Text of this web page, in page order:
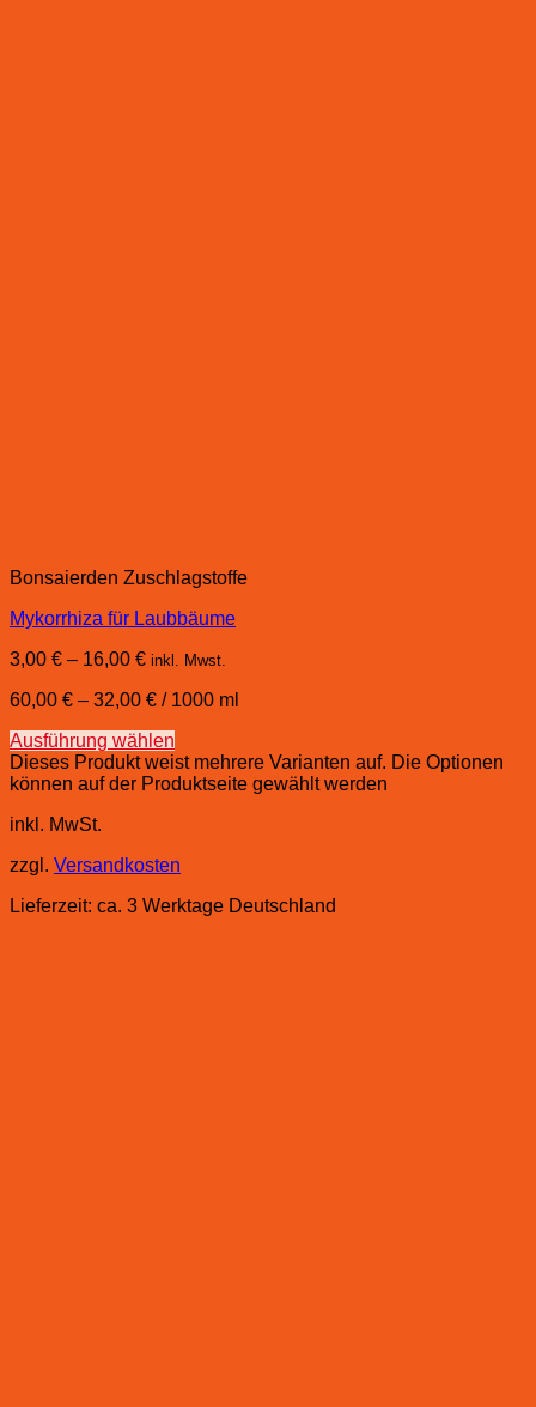
Bonsaierden Zuschlagstoffe
Mykorrhiza für Laubbäume
3,00 € – 16,00 € inkl. Mwst.
60,00 € – 32,00 € / 1000 ml
Ausführung wählen
Dieses Produkt weist mehrere Varianten auf. Die Optionen
können auf der Produktseite gewählt werden
inkl. MwSt.
zzgl. Versandkosten
Lieferzeit: ca. 3 Werktage Deutschland